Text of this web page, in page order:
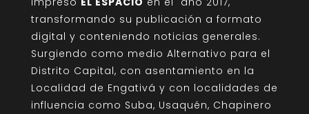
transformando su publicación a formato
digital y conteniendo noticias generales.
Surgiendo como medio Alternativo para el
Distrito Capital, con asentamiento en la
Localidad de Engativá y con localidades de
influencia como Suba, Usaquén, Chapinero